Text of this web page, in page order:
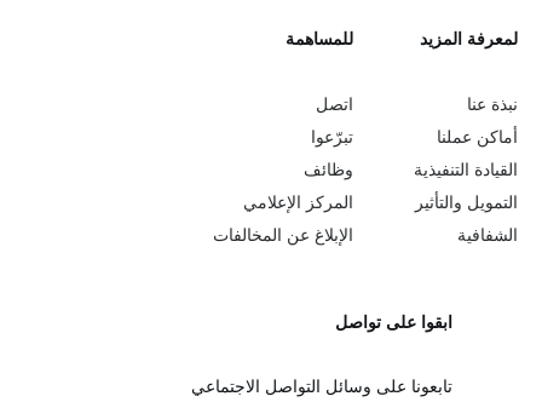
L
e
a
r
n
لمعرفة المزيد
نبذة عنا
أماكن عملنا
القيادة التنفيذية
التمويل والتأثير
الشفافية
G
o
b
e
y
n
d
للمساهمة
اتصل
تبرّعوا
وظائف
المركز الإعلامي
الإبلاغ عن المخالفات
ابقوا على تواصل
تابعونا على وسائل التواصل الاجتماعي